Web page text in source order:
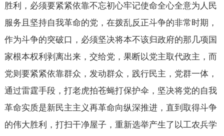
胜利，必须要紧紧依靠不忘初心牢记使命全心全意为人民
服务且坚持自我革命的党，在拨乱反正斗争的非常时期，
作为斗争的突破口，必须坚决将本不该归政府的那几项国
家根本权利剥离出来，交给党，果断以党主取代政主，而
党则要紧紧依靠群众，发动群众，践行民主，党群一体，
通过雷霆手段，打老虎拍苍蝇打保护伞，坚决将党的自我
革命实质是新民主主义再革命向纵深推进，直到取得斗争
的伟大胜利，打扫干净屋子，重新选举产生了以工农兵学